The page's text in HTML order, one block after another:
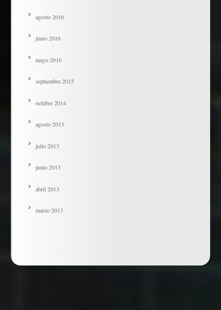
agosto 2016
junio 2016
mayo 2016
septiembre 2015
octubre 2014
agosto 2013
julio 2013
junio 2013
abril 2013
marzo 2013